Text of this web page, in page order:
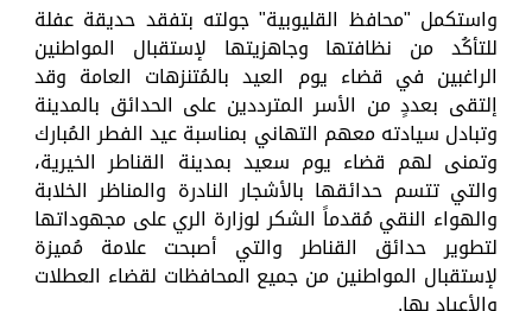
واستكمل "محافظ القليوبية" جولته بتفقد حديقة عفلة
للتأكُد من نظافتها وجاهزيتها لإستقبال المواطنين
الراغبين في قضاء يوم العيد بالمُتنزهات العامة وقد
إلتقى بعددٍ من الأسر المترددين على الحدائق بالمدينة
وتبادل سيادته معهم التهاني بمناسبة عيد الفطر المُبارك
وتمنى لهم قضاء يوم سعيد بمدينة القناطر الخيرية،
والتي تتسم حدائقها بالأشجار النادرة والمناظر الخلابة
والهواء النقي مُقدماً الشكر لوزارة الري على مجهوداتها
لتطوير حدائق القناطر والتي أصبحت علامة مُميزة
لإستقبال المواطنين من جميع المحافظات لقضاء العطلات